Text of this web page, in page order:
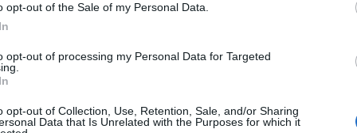
opt-out of the Sale of my Personal Data.
opt-out of processing my Personal Data for Targeted
opt-out of Collection, Use, Retention, Sale, and/or Sharing
Data that Is Unrelated with the Purposes for which it